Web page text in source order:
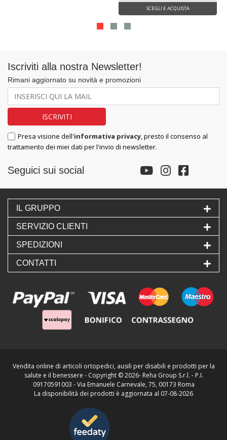
SCEGLI E ACQUISTA
Iscriviti alla nostra Newsletter!
Rimani aggiornato su novità e promozioni
Presa visione dell'informativa privacy , presto il consenso al
trattamento dei miei dati per l'invio di newsletter.
Seguici sui social
IL GRUPPO
SERVIZIO CLIENTI
SPEDIZIONI
CONTATTI
Vendita online di articoli ortopedici, ausili per disabili e prodotti per la
salute e il benessere - Copyright ©2026- Reha Group S.r.l. - P.I.
09170591003 - Via Emanuele Carnevale, 75, 00173 Roma
La disponibilità dei prodotti è aggiornata al 07-08-2026